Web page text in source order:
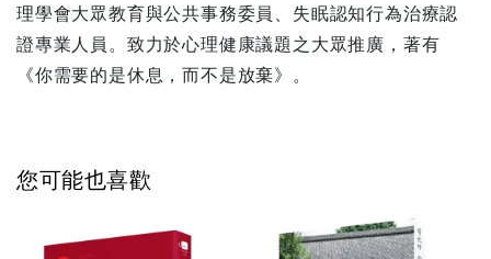
理學會大眾教育與公共事務委員、失眠認知行為治療認
證專業人員。致力於心理健康議題之大眾推廣，著有
《你需要的是休息，而不是放棄》。
您可能也喜歡